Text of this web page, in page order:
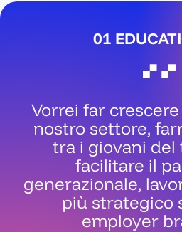
01
Vorrei far
nostro settore,
tra i giovani
facilitare il
generazionale,
più strategico
employer